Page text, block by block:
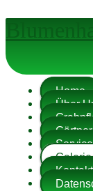
Home
Über
Service
Galerie
Kontakt